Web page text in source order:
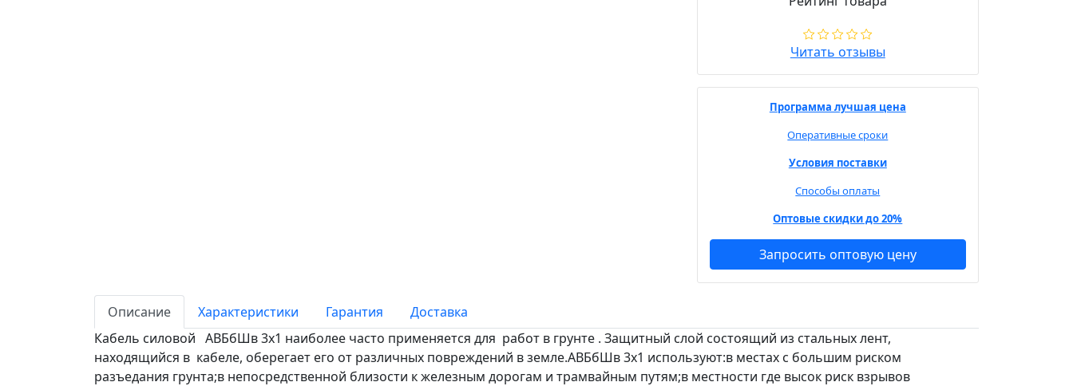
Читать отзывы
Программа лучшая цена
Оперативные сроки
Условия поставки
Способы оплаты
Оптовые скидки до 20%
Запросить оптовую цену
Описание Характеристики Гарантия
Доставка
Кабель силовой АВБбШв 3х1 наиболее часто применяется для работ в грунте . Защитный слой состоящий из стальных лент,
находящийся в кабеле, оберегает его от различных повреждений в земле.АВБбШв 3х1 используют:в местах с большим риском
разъедания грунта;в непосредственной близости к железным дорогам и трамвайным путям;в местности где высок риск взрывов